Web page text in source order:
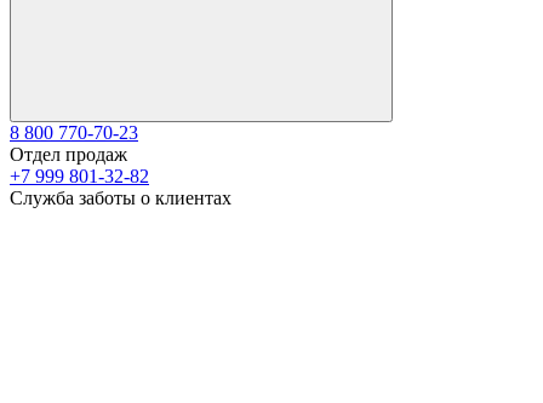
8 800 770-70-23
Отдел продаж
+7 999 801-32-82
Служба заботы о клиентах